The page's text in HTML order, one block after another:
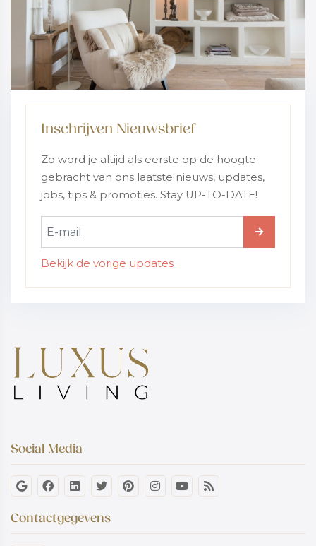
Inschrijven Nieuwsbrief
Zo word je altijd als eerste op de hoogte
gebracht van ons laatste nieuws, updates,
jobs, tips & promoties. Stay UP-TO-DATE!
Bekijk de vorige updates
Social Media
Contactgegevens